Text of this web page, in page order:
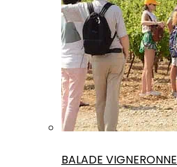
BALADE VIGNERONNE